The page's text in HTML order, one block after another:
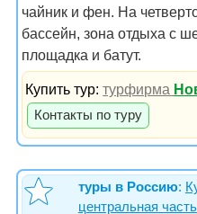
чайник и фен. На
бассейн, зона отдыха с
площадка и батут.
Купить тур:турфирма
Контакты по туру
туры в Россию:
центральная